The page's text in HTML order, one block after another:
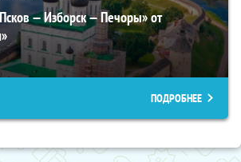
— Изборск — Печоры» от
ПОДРОБНЕЕ